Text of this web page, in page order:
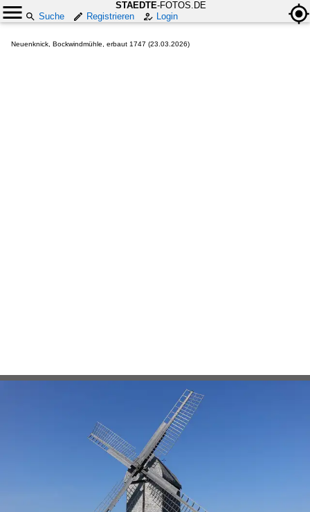
STAEDTE-FOTOS.DE
Suche
Registrieren Login
Neuenknick, Bockwindmühle, erbaut 1747 (23.03.2026)